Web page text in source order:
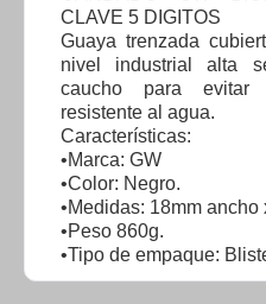
CLAVE 5 DIGITOS
Guaya trenzada
nivel industrial alta
caucho para evitar
resistente al agua.
Características:
•Marca: GW
•Color: Negro.
•Medidas: 18mm ancho
•Peso 860g.
•Tipo de empaque: